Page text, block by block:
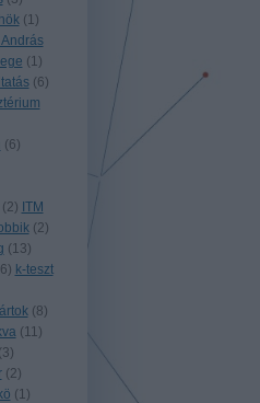
hök (1)
(1)
(6)
(6)
(2) ITM
(2)
(13)
) k-teszt
( 8)
(11)
(3)
(2)
(1)